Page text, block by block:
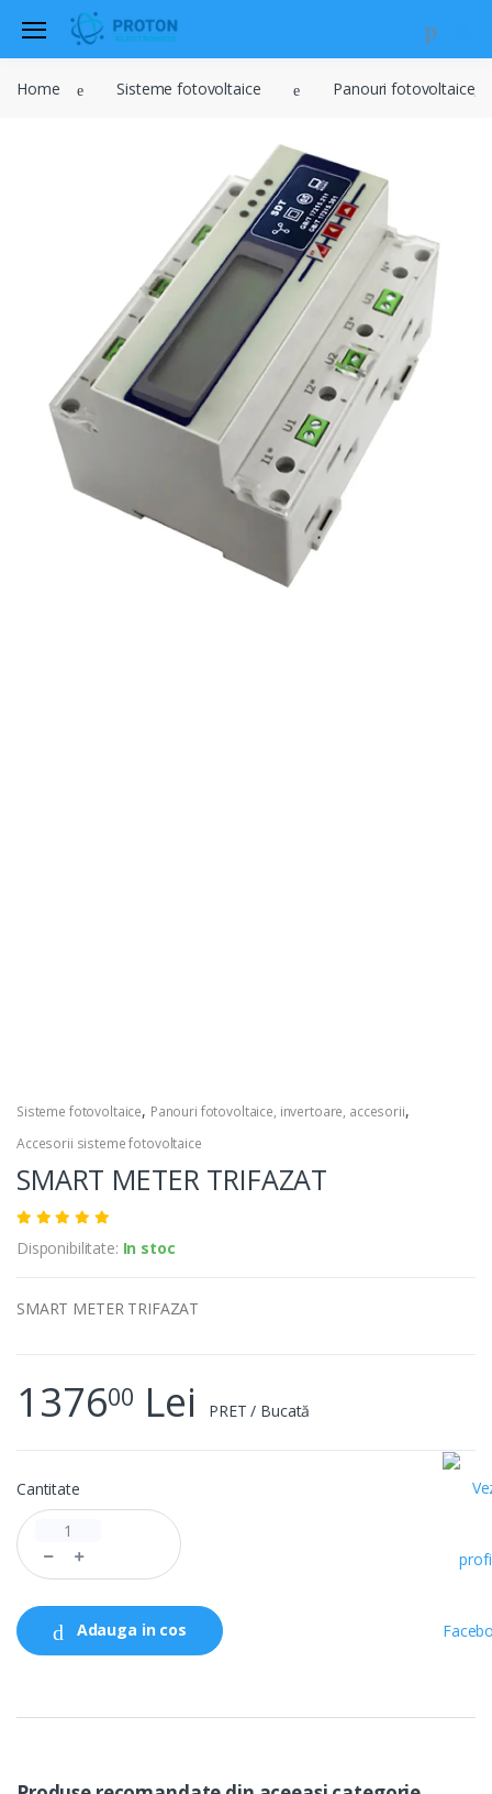
Audio
Electrice , surse de alimentare si
Televiziune , CATV , video , radio si
Retelistica , periferice PC
Cabluri
Scule si dispozitive
Sisteme fotovoltaice
Home Sisteme fotovoltaice Panouri fotovoltaice,
Sisteme fotovoltaice, Panouri fotovoltaice, invertoare, accesorii,
Accesorii sisteme fotovoltaice
SMART METER TRIFAZAT
Disponibilitate: In stoc
SMART METER TRIFAZAT
137600 Lei PRET / Bucată
Cantitate
Adauga in cos